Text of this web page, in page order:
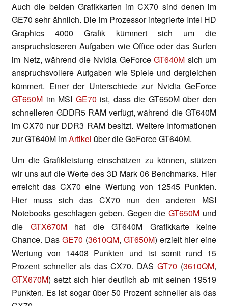
Auch die beiden Grafikkarten im CX70 sind denen im
GE70 sehr ähnlich. Die im Prozessor integrierte Intel HD
Graphics 4000 Grafik kümmert sich um die
anspruchsloseren Aufgaben wie Office oder das Surfen
im Netz, während die Nvidia GeForce GT640M sich um
anspruchsvollere Aufgaben wie Spiele und dergleichen
kümmert. Einer der Unterschiede zur Nvidia GeForce
GT650M im MSI GE70 ist, dass die GT650M über den
schnelleren GDDR5 RAM verfügt, während die GT640M
im CX70 nur DDR3 RAM besitzt. Weitere Informationen
zur GT640M imArtikel über die GeForce GT640M.
Um die Grafikleistung einschätzen zu können, stützen
wir uns auf die Werte des 3D Mark 06 Benchmarks. Hier
erreicht das CX70 eine Wertung von 12545 Punkten.
Hier muss sich das CX70 nun den anderen MSI
Notebooks geschlagen geben. Gegen dieGT650M und
die GTX670Mhat die GT640M Grafikkarte keine
Chance. Das GE70 (3610QM, GT650M) erzielt hier eine
Wertung von 14408 Punkten und ist somit rund 15
Prozent schneller als das CX70. DASGT70 (3610QM,
GTX670M) setzt sich hier deutlich ab mit seinen 19519
Punkten. Es ist sogar über 50 Prozent schneller als das